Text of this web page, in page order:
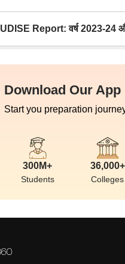
UDISE Report: वर्ष 2023-24
Download Our App
Start you preparation
300M+
Students
36,000+
Colleges